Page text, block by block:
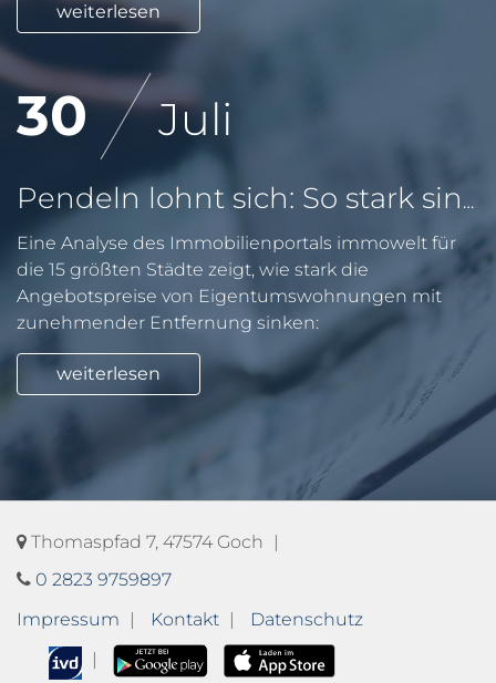
weiterlesen
30 Juli
Pendeln lohnt sich: So stark sinken Wohnungspreise im Umland
Eine Analyse des Immobilienportals immowelt für
die 15 größten Städte zeigt, wie stark die
Angebotspreise von Eigentumswohnungen mit
zunehmender Entfernung sinken:
weiterlesen
Thomaspfad 7, 47574 Goch
0 2823 9759897
Impressum
Kontakt Datenschutz